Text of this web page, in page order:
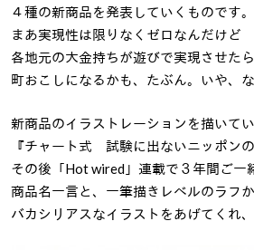
４種の新商品を発表していくものです。
まあ実現性は限りなくゼロなんだけど
各地元の大金持ちが遊びで実現させたら
町おこしになるかも、たぶん。いや、
新商品のイラストレーションを描いて
『チャート式 試験に出ないニッポン
その後「Hot wired」連載で３年間ご一
商品名一言と、一筆描きレベルのラフ
バカシリアスなイラストをあげてくれ